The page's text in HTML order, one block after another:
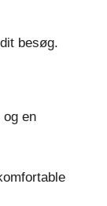
besøg.
og en